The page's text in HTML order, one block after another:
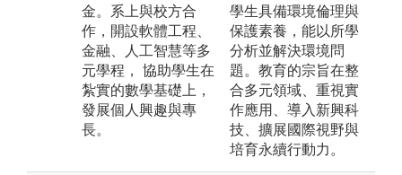
金。系上與校方合
作，開設軟體工程、
金融、人工智慧等多
元學程， 協助學生在
紮實的數學基礎上，
發展個人興趣與專
長。
學生具備環境倫理與
保護素養，能以所學
分析並解決環境問
題。教育的宗旨在整
合多元領域、重視實
作應用、導入新興科
技、擴展國際視野與
培育永續行動力。